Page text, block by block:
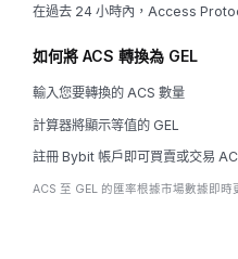
在過去 24 小時內，Access
如何將 ACS 轉換為 GEL
輸入您要轉換的 ACS 數量
計算器將顯示等值的 GEL
註冊 Bybit 帳戶即可買賣或交易
ACS 至 GEL 的匯率根據市場數據即時